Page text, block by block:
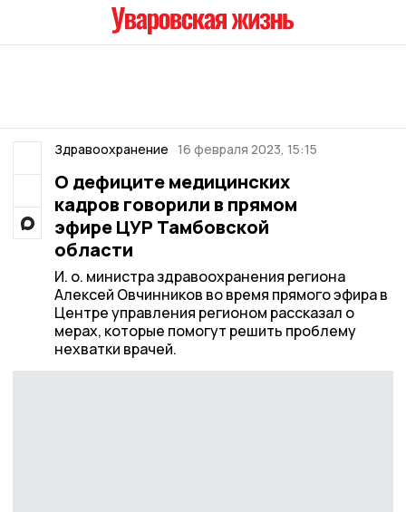
Здравоохранение 16 февраля 2023, 15:15
О дефиците медицинских
кадров говорили в прямом
эфире ЦУР Тамбовской
области
И. о. министра здравоохранения региона
Алексей Овчинников во время прямого эфира в
Центре управления регионом рассказал о
мерах, которые помогут решить проблему
нехватки врачей.